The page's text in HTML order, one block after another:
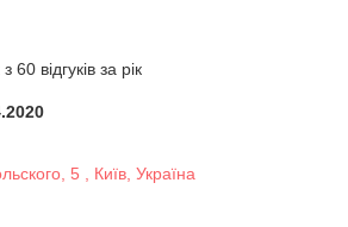
60 відгуків за рік
5 , Київ, Україна